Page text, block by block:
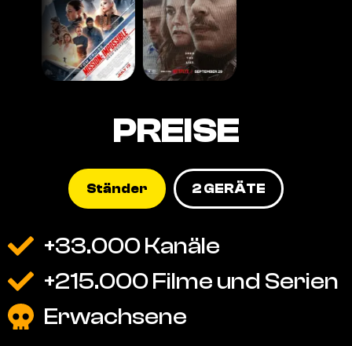
PREISE
Ständer 2 GERÄTE
+33.000 Kanäle
+215.000 Filme und Serien
Erwachsene